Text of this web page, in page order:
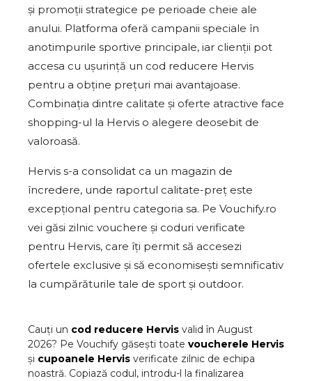
și promoții strategice pe perioade cheie ale
anului. Platforma oferă campanii speciale în
anotimpurile sportive principale, iar clienții pot
accesa cu ușurință un cod reducere Hervis
pentru a obține prețuri mai avantajoase.
Combinația dintre calitate și oferte atractive face
shopping-ul la Hervis o alegere deosebit de
valoroasă.
Hervis s-a consolidat ca un magazin de
încredere, unde raportul calitate-preț este
excepțional pentru categoria sa. Pe Vouchify.ro
vei găsi zilnic vouchere și coduri verificate
pentru Hervis, care îți permit să accesezi
ofertele exclusive și să economisești semnificativ
la cumpărăturile tale de sport și outdoor.
Cauți un cod reducere Hervis valid în August
2026? Pe Vouchify găsești toate voucherele Hervis
și cupoanele Hervis verificate zilnic de echipa
noastră. Copiază codul, introdu-l la finalizarea